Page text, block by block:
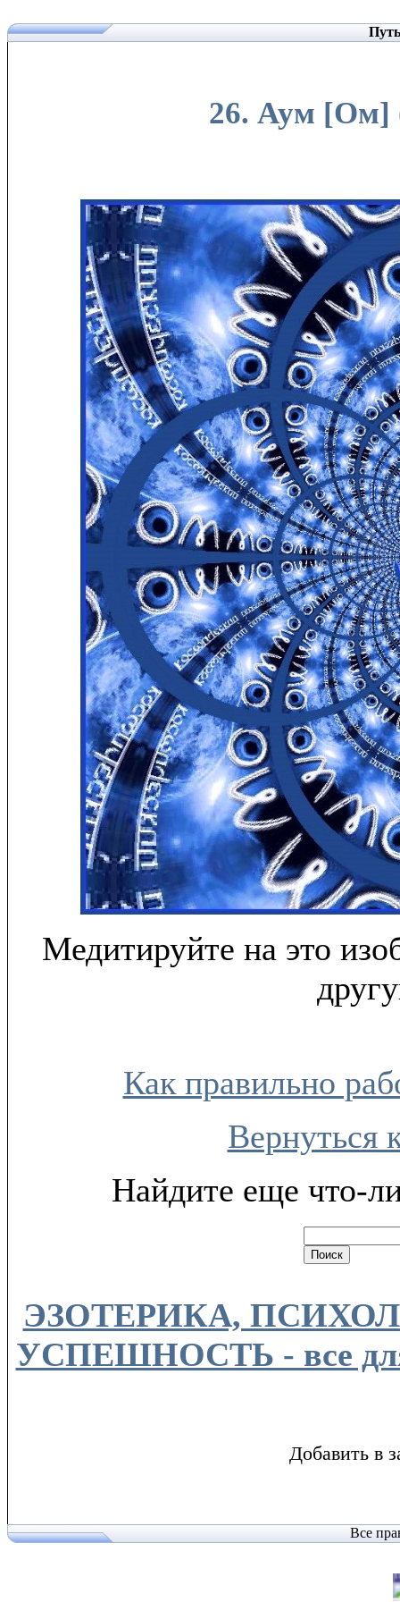
26. Аум [Ом]
Медитируйте на это
Как правильно
Вернуться
Найдите еще что-
ЭЗОТЕРИКА,
УСПЕШНОСТЬ - все для
Добавить в
Все